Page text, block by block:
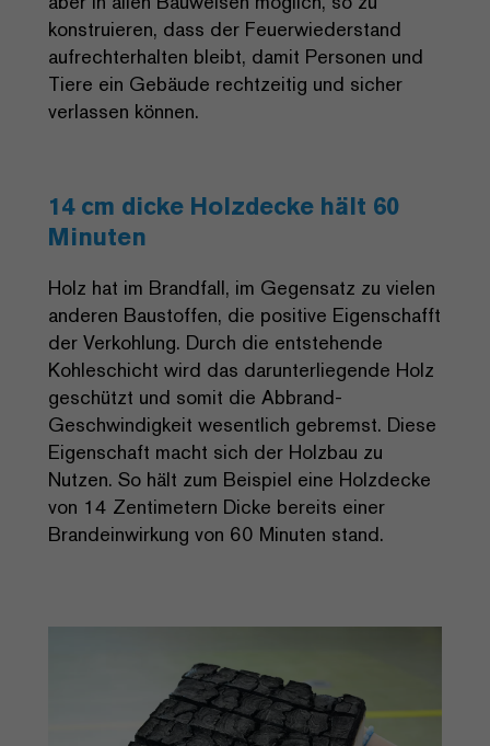
konstruieren, dass der Feuerwiederstand
aufrechterhalten bleibt, damit Personen und
Tiere ein Gebäude rechtzeitig und sicher
verlassen können.
14 cm dicke Holzdecke hält 60
Minuten
Holz hat im Brandfall, im Gegensatz zu vielen
anderen Baustoffen, die positive Eigenschafft
der Verkohlung. Durch die entstehende
Kohleschicht wird das darunterliegende Holz
geschützt und somit die Abbrand-
Geschwindigkeit wesentlich gebremst. Diese
Eigenschaft macht sich der Holzbau zu
Nutzen. So hält zum Beispiel eine Holzdecke
von 14 Zentimetern Dicke bereits einer
Brandeinwirkung von 60 Minuten stand.